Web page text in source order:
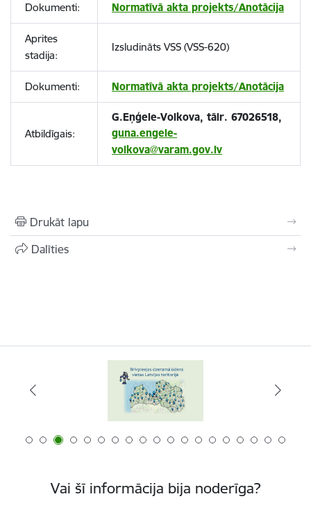
Dokumenti: Normatīvā akta projekts/Anotācija
Aprites
stadija:
Izsludināts VSS (VSS-620)
Dokumenti: Normatīvā akta projekts/Anotācija
Atbildīgais:
G.Eņģele-Volkova, tālr. 67026518,
guna.engele-
volkova@varam.gov.lv
Drukāt lapu
Dalīties
Vai šī informācija bija noderīga?